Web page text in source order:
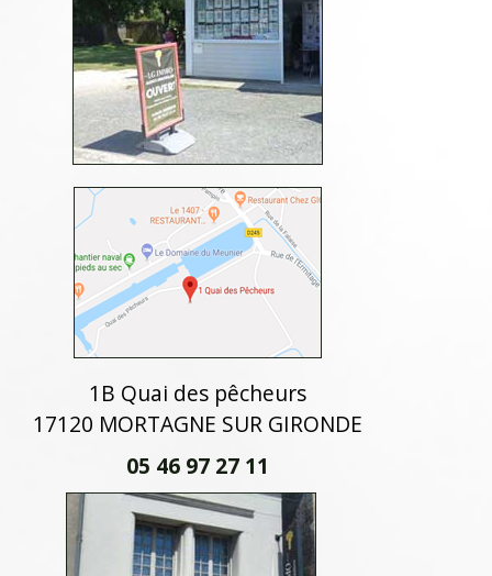
1B Quai des pêcheurs
17120 MORTAGNE SUR GIRONDE
05 46 97 27 11